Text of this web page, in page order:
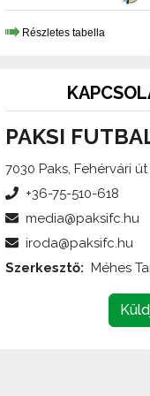
Részletes tabella
PAKSI
7030 Paks, Fehérvári út
+36-75-510-618
media@paksifc.hu
iroda@paksifc.hu
Szerkesztő:
Méhes